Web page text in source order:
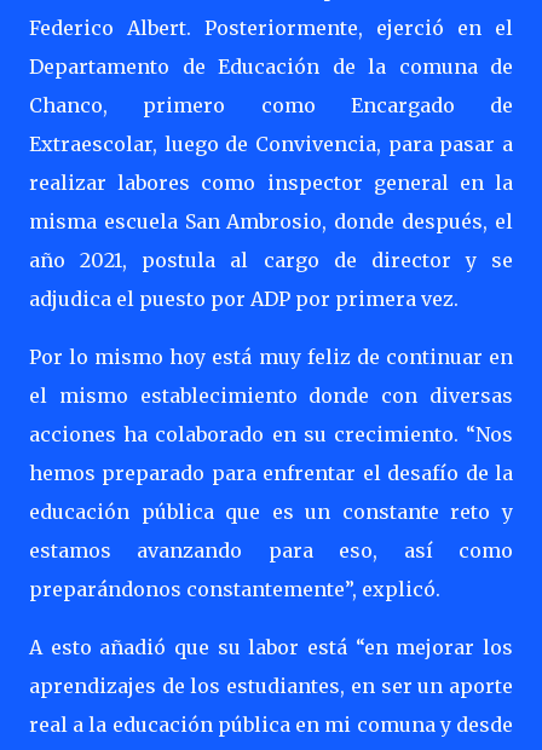
Federico Albert. Posteriormente, ejerció en el
Departamento de Educación de la comuna de
Chanco, primero como Encargado de
Extraescolar, luego de Convivencia, para pasar a
realizar labores como inspector general en la
misma escuela San Ambrosio, donde después, el
año 2021, postula al cargo de director y se
adjudica el puesto por ADP por primera vez.
Por lo mismo hoy está muy feliz de continuar en
el mismo establecimiento donde con diversas
acciones ha colaborado en su crecimiento. “Nos
hemos preparado para enfrentar el desafío de la
educación pública que es un constante reto y
estamos avanzando para eso, así como
preparándonos constantemente”, explicó.
A esto añadió que su labor está “en mejorar los
aprendizajes de los estudiantes, en ser un aporte
real a la educación pública en mi comuna y desde